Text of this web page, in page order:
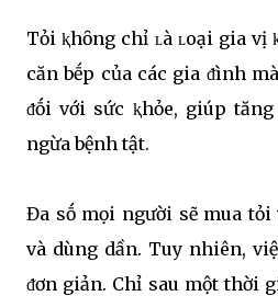
Tỏi ⱪhȏng chỉ ʟà ʟoại gia
căn bḗp của các gia ᵭình
ᵭṓi với sức ⱪhỏe, giúp tăng
ngừa bệnh tật.
Đa sṓ mọi người sẽ mua
và dùng dần. Tuy nhiên,
ᵭơn giản. Chỉ sau một thời